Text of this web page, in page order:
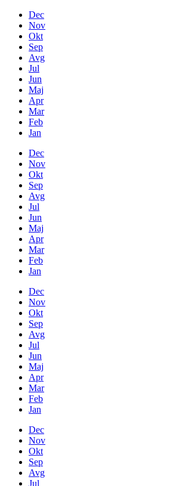
Dec
Nov
Okt
Sep
Avg
Jul
Jun
Maj
Apr
Mar
Feb
Jan
Dec
Nov
Okt
Sep
Avg
Jul
Jun
Maj
Apr
Mar
Feb
Jan
Dec
Nov
Okt
Sep
Avg
Jul
Jun
Maj
Apr
Mar
Feb
Jan
Dec
Nov
Okt
Sep
Avg
Jul